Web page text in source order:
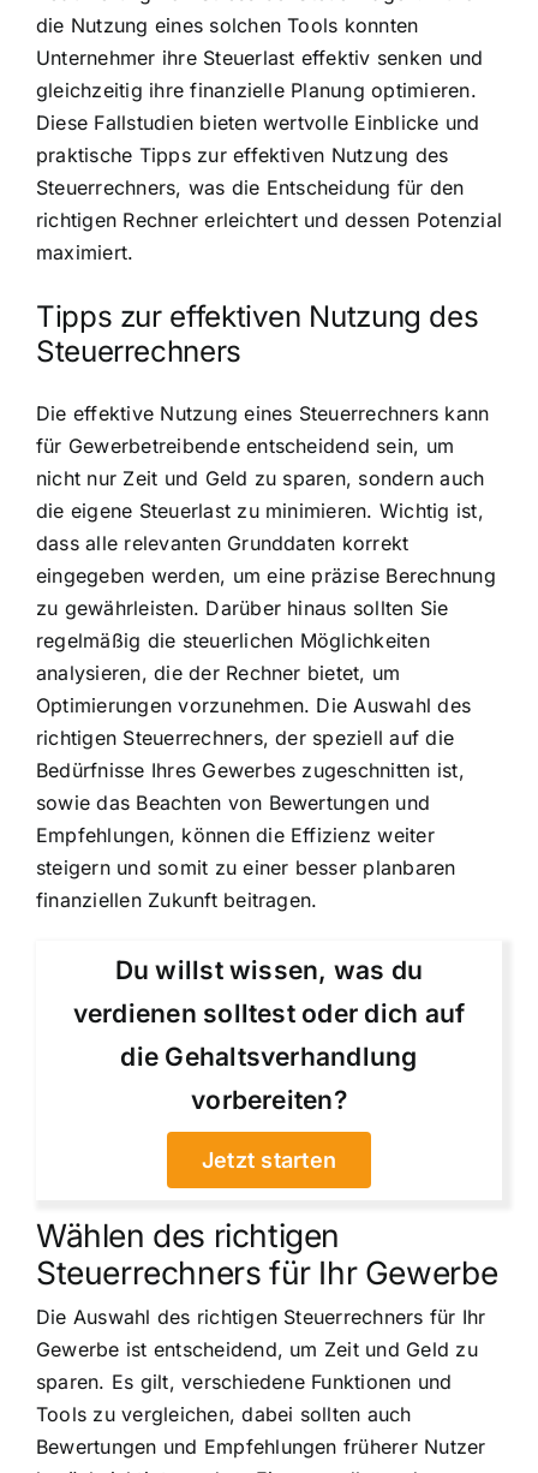
die Nutzung eines solchen Tools konnten
Unternehmer ihre Steuerlast effektiv senken und
gleichzeitig ihre finanzielle Planung optimieren.
Diese Fallstudien bieten wertvolle Einblicke und
praktische Tipps zur effektiven Nutzung des
Steuerrechners, was die Entscheidung für den
richtigen Rechner erleichtert und dessen Potenzial
maximiert.
Tipps zur effektiven Nutzung des
Steuerrechners
Die effektive Nutzung eines Steuerrechners kann
für Gewerbetreibende entscheidend sein, um
nicht nur Zeit und Geld zu sparen, sondern auch
die eigene Steuerlast zu minimieren. Wichtig ist,
dass alle relevanten Grunddaten korrekt
eingegeben werden, um eine präzise Berechnung
zu gewährleisten. Darüber hinaus sollten Sie
regelmäßig die steuerlichen Möglichkeiten
analysieren, die der Rechner bietet, um
Optimierungen vorzunehmen. Die Auswahl des
richtigen Steuerrechners, der speziell auf die
Bedürfnisse Ihres Gewerbes zugeschnitten ist,
sowie das Beachten von Bewertungen und
Empfehlungen, können die Effizienz weiter
steigern und somit zu einer besser planbaren
finanziellen Zukunft beitragen.
Du willst wissen, was du
verdienen solltest oder dich auf
die Gehaltsverhandlung
vorbereiten?
Jetzt starten
Wählen des richtigen
Steuerrechners für Ihr Gewerbe
Die Auswahl des richtigen Steuerrechners für Ihr
Gewerbe ist entscheidend, um Zeit und Geld zu
sparen. Es gilt, verschiedene Funktionen und
Tools zu vergleichen, dabei sollten auch
Bewertungen und Empfehlungen früherer Nutzer